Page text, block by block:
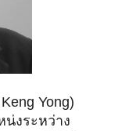
Yong)
งระหว่าง